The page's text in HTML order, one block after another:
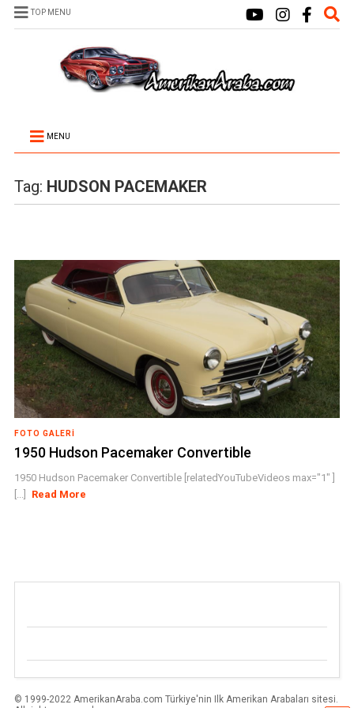
TOP MENU
MENU
Tag: HUDSON PACEMAKER
FOTO GALERI
1950 Hudson Pacemaker Convertible
1950 Hudson Pacemaker Convertible [relatedYouTubeVideos max="1" ]
[...]
Read More
© 1999-2022 AmerikanAraba.com Türkiye'nin Ilk Amerikan Arabaları sitesi.